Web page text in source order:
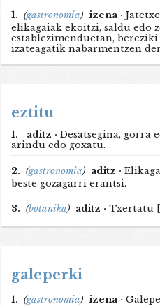
1. (gastronomia) izena ·
elikagaiak ekoitzi, saldu edo
establezimenduetan, bereziki
izateagatik nabarmentzen
eztitu
1. aditz · Desatsegina, gorra
arindu edo goxatu.
2. (gastronomia) aditz ·
beste gozagarri erantsi.
3. (botanika) aditz · Txertatu
galeperki
1. (gastronomia) izena ·